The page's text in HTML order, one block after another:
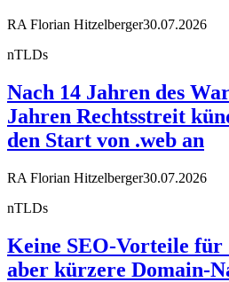
RA Florian Hitzelberger30.07.2026
nTLDs
Nach 14 Jahren des
Jahren Rechtsstreit
den Start von .web an
RA Florian Hitzelberger30.07.2026
nTLDs
Keine SEO-Vorteile für
aber kürzere Domain-